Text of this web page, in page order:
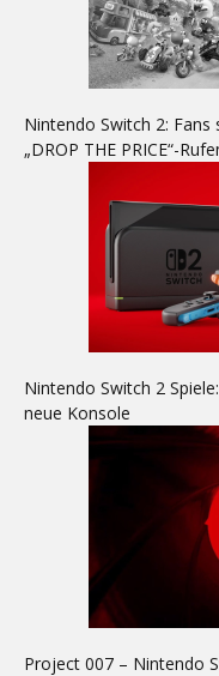
Nintendo Switch 2:
„DROP THE PRICE“-
Nintendo Switch 2
neue Konsole
Project 007 – Nintendo